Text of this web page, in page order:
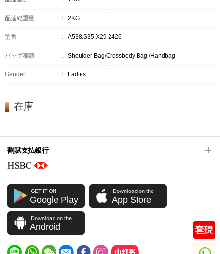
配達総重量 ： 2KG
型番 ： A538.S35.X29 2426
バッグ種類 ： Shoulder Bag/Crossbody Bag /Handbag
Gender ： Ladies
在庫
割賦支払銀行
GET IT ON
Google Play
Download on the
App Store
Download on the
Android